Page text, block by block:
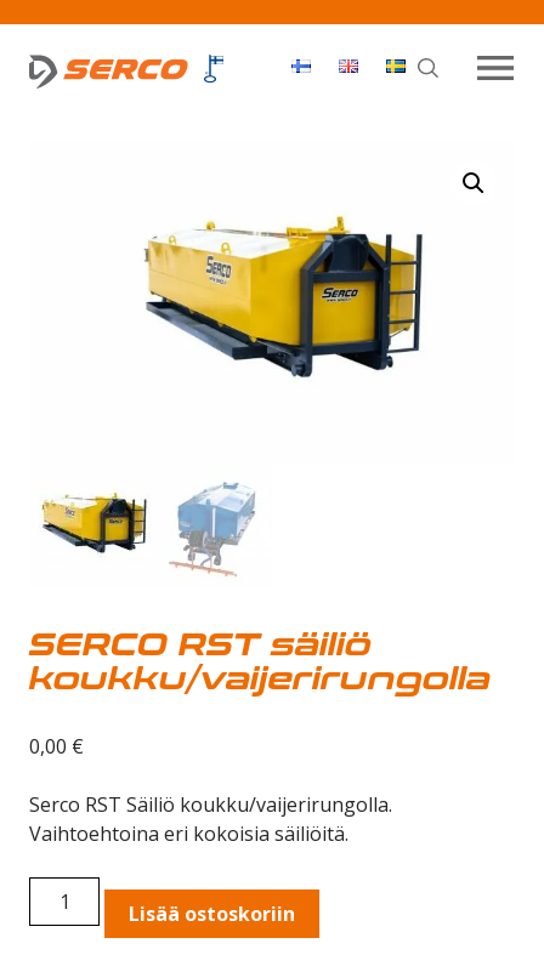
Haku
SERCO RST säiliö
koukku/vaijerirungolla
0,00 €
Serco RST Säiliö koukku/vaijerirungolla.
Vaihtoehtoina eri kokoisia säiliöitä.
SERCO
RST
Lisää ostoskoriin